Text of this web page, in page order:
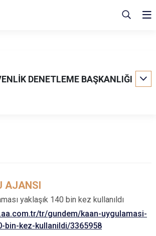
DENETLEME BAŞKANLIĞI
AJANSI
yaklaşık 140 bin kez kullanıldı
tr/gundem/kaan-uygulamasi-
bin-kez-kullanildi/3365958